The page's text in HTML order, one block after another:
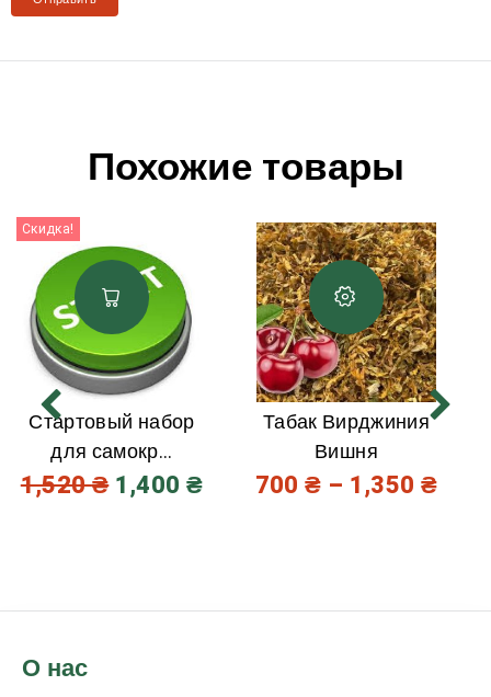
Похожие товары
Скидка!
Стартовый набор
для самокр...
1,520₴ 1,400 ₴
Табак Вирджиния
Вишня
700₴ – 1,350 ₴
О нас